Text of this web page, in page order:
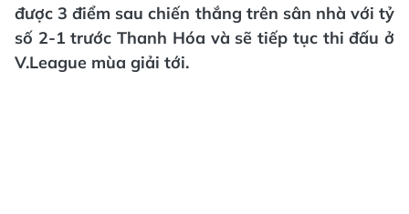
được 3 điểm sau chiến thắng trên sân nhà với tỷ
số 2-1 trước Thanh Hóa và sẽ tiếp tục thi đấu ở
V.League mùa giải tới.